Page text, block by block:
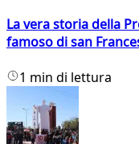
La vera storia della
famoso di san
1 min di lettura